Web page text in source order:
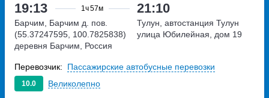
19:13 1ч57м 21:10
Барчим, Барчим д. пов.
(55.37247595, 100.7825838)
деревня Барчим, Россия
Тулун, автостанция Тулун
улица Юбилейная, дом 19
10.0 Великолепно
Перевозчик: Пассажирские автобусные перевозки